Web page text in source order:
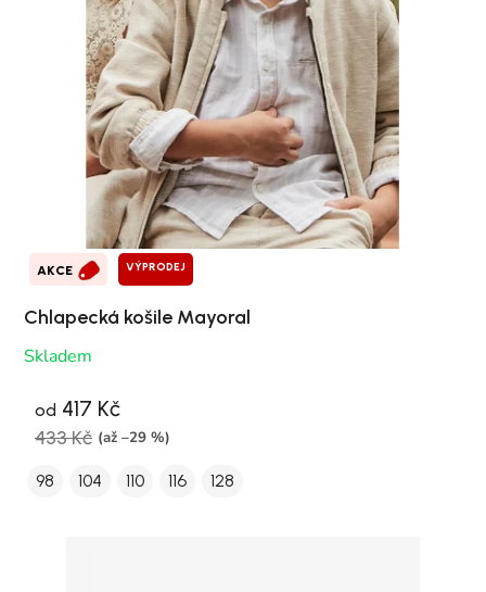
AKCE VÝPRODEJ
Chlapecká košile Mayoral
Skladem
od 417 Kč
433 Kč (až –29 %)
98 104 110 116 128